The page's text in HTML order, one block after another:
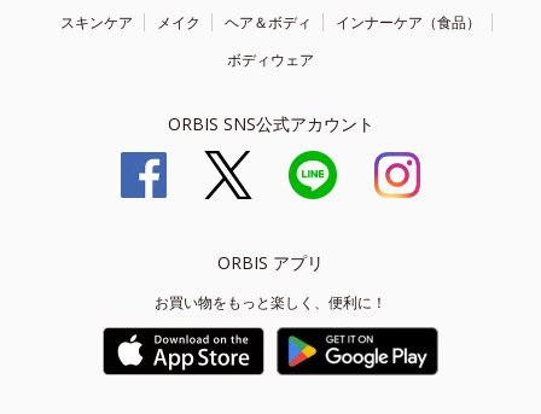
スキンケア メイク ヘア＆ボディ
インナーケア（食品）
ボディウェア
ORBIS SNS公式アカウント
ORBIS アプリ
お買い物をもっと楽しく、便利に！